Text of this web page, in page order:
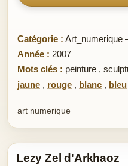
Catégorie : Art_numerique
Année : 2007
Mots clés : peinture ,
jaune , rouge , blanc , bleu
art numerique
Lezy Zel d'Arkhaoz